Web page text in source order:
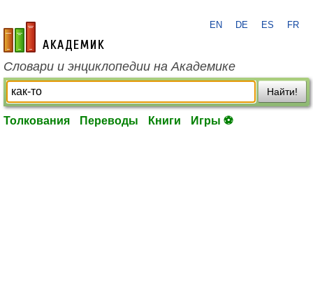
academic.ru
EN DE ES FR
Словари и энциклопедии на Академике
Найти!
Толкования Переводы Книги Игры ⚽